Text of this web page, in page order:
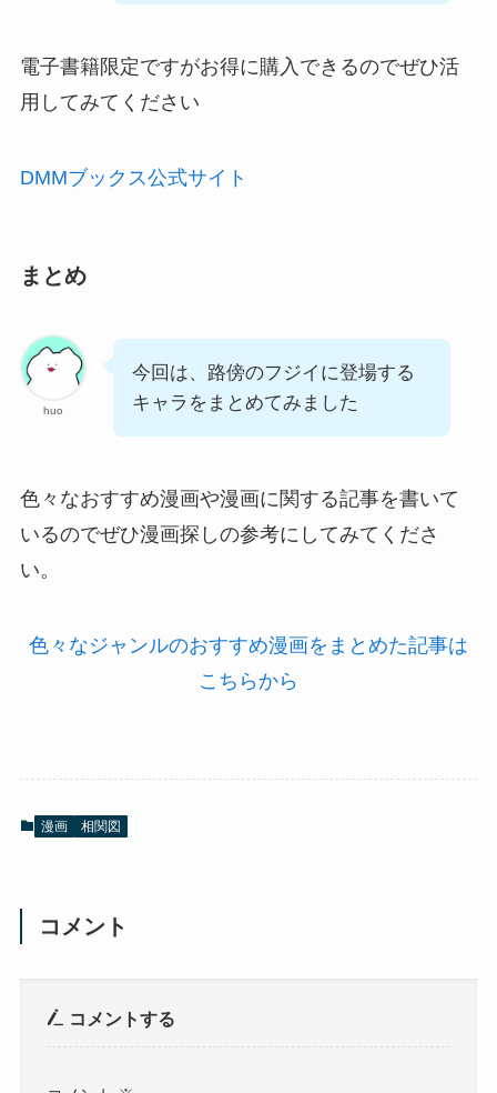
電子書籍限定ですがお得に購入できるのでぜひ活
用してみてください
DMMブックス公式サイト
まとめ
huo
今回は、路傍のフジイに登場する
キャラをまとめてみました
色々なおすすめ漫画や漫画に関する記事を書いて
いるのでぜひ漫画探しの参考にしてみてくださ
い。
色々なジャンルのおすすめ漫画をまとめた記事は
こちらから
漫画 相関図
コメント
コメントする